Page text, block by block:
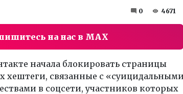
0 4671
на нас в MAX
начала блокировать страницы
хештеги, связанные с «суицидальными
в соцсети, участников которых